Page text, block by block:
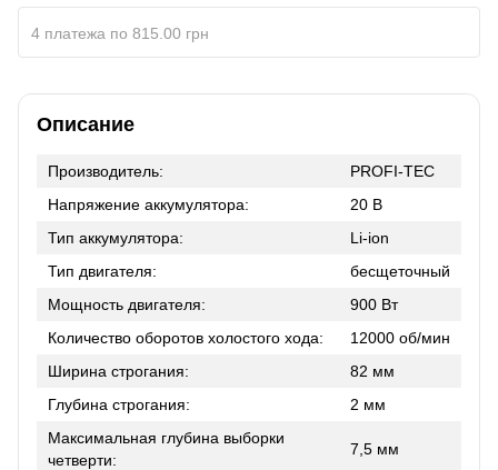
4 платежа по 815.00 грн
Описание
Производитель:
PROFI-TEC
Напряжение аккумулятора:
20 В
Тип аккумулятора:
Li-ion
Тип двигателя:
бесщеточный
Мощность двигателя:
900 Вт
Количество оборотов холостого хода:
12000 об/мин
Ширина строгания:
82 мм
Глубина строгания:
2 мм
Максимальная глубина выборки
четверти:
7,5 мм